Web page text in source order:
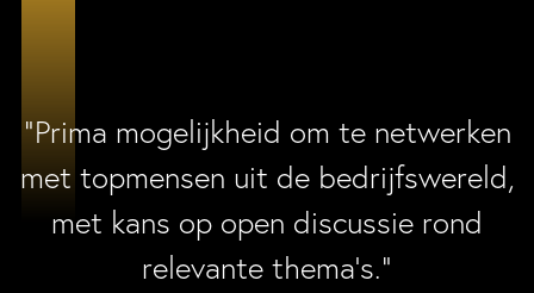
“Prima mogelijkheid om te netwerken
met topmensen uit de bedrijfswereld,
met kans op open discussie rond
relevante thema’s.”